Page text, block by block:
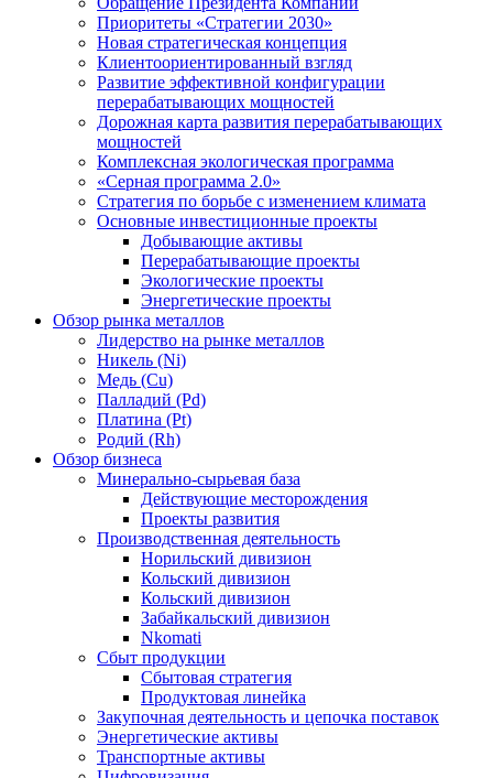
Приоритеты «Стратегии 2030»
Новая стратегическая концепция
Клиентоориентированный взгляд
Развитие эффективной конфигурации
перерабатывающих мощностей
Дорожная карта развития перерабатывающих
мощностей
Комплексная экологическая программа
«Серная программа 2.0»
Стратегия по борьбе с изменением климата
Основные инвестиционные проекты
Добывающие активы
Перерабатывающие проекты
Экологические проекты
Энергетические проекты
Обзор рынка металлов
Лидерство на рынке металлов
Никель (Ni)
Медь (Cu)
Палладий (Pd)
Платина (Pt)
Родий (Rh)
Обзор бизнеса
Минерально-сырьевая база
Действующие месторождения
Проекты развития
Производственная деятельность
Норильский дивизион
Кольский дивизион
Кольский дивизион
Забайкальский дивизион
Nkomati
Сбыт продукции
Сбытовая стратегия
Продуктовая линейка
Закупочная деятельность и цепочка поставок
Энергетические активы
Транспортные активы